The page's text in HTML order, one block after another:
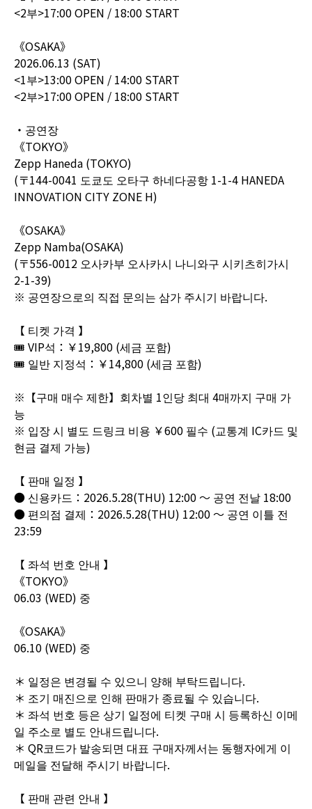
<2부>17:00 OPEN / 18:00 START
《OSAKA》
2026.06.13 (SAT)
<1부>13:00 OPEN / 14:00 START
<2부>17:00 OPEN / 18:00 START
・공연장
《TOKYO》
Zepp Haneda (TOKYO)
(〒144-0041 도쿄도 오타구 하네다공항 1-1-4 HANEDA
INNOVATION CITY ZONE H)
《OSAKA》
Zepp Namba(OSAKA)
(〒556-0012 오사카부 오사카시 나니와구 시키츠히가시
2-1-39)
※ 공연장으로의 직접 문의는 삼가 주시기 바랍니다.
【 티켓 가격 】
🎟️ VIP석：￥19,800 (세금 포함)
🎟️ 일반 지정석：￥14,800 (세금 포함)
※【구매 매수 제한】회차별 1인당 최대 4매까지 구매 가
능
※ 입장 시 별도 드링크 비용 ￥600 필수 (교통계 IC카드 및
현금 결제 가능)
【 판매 일정 】
● 신용카드：2026.5.28(THU) 12:00 ～ 공연 전날 18:00
● 편의점 결제：2026.5.28(THU) 12:00 ～ 공연 이틀 전
23:59
【 좌석 번호 안내 】
《TOKYO》
06.03 (WED) 중
《OSAKA》
06.10 (WED) 중
＊ 일정은 변경될 수 있으니 양해 부탁드립니다.
＊ 조기 매진으로 인해 판매가 종료될 수 있습니다.
＊ 좌석 번호 등은 상기 일정에 티켓 구매 시 등록하신 이메
일 주소로 별도 안내드립니다.
＊ QR코드가 발송되면 대표 구매자께서는 동행자에게 이
메일을 전달해 주시기 바랍니다.
【 판매 관련 안내 】